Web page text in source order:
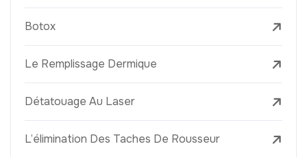
Botox
Le Remplissage Dermique
Détatouage Au Laser
L’élimination Des Taches De Rousseur